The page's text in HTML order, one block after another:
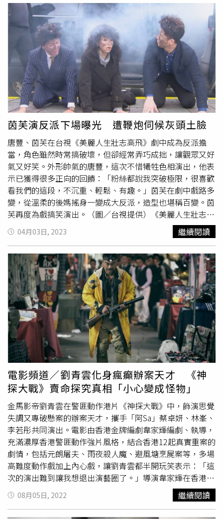
商圈等，鼓勵旅客遊走香港不同區域打卡留念。活動詳情可
查詢相關網頁（https://jinyong.hk/）。義大利藝術家
Angelo Bonello創作的《Run Beyond》系列作品。（圖／
illuminate! Run Beyond提供）LED 藝術裝置《迴圈》。
（圖／香港旅遊發展局提供）除了金庸紀念展，香港近期還
有一系列藝文盛事，包括以標誌性的燈光裝置藝術聞名的義
大利藝術家Angelo Bonello，其《Run Beyond》系列作品
首度登陸香港，即日起至4月28日於灣仔海濱活動空間展
出，免費入場。作品以長達約65米的20個巨型燈光剪影裝
置，展示一連串超現實的奔跑躍動循環景象；另外在香港文
化中心露天廣場，即日起至5月31日則展出由領賢慈善基金
與梵高文化遺產基金會攜手合作的「梵高•樂印」藝術展
（梵高：台灣譯梵谷），其中在逾百年歷史的尖沙咀鐘樓前
方展出的巨型LED 藝術裝置《迴圈》，在光影交錯中將梵谷
的藝術精華與維港美景同時呈現，並為觀眾帶來360度多感
官體驗。「teamLab Continuous 光漣」於香港金鐘添馬公
園展出。（圖／teamLab提供）世界知名的「teamLab：光
漣」亦於即日起至6月2日展示兩件藝術作品，包括由數百個
色彩繽紛的發光ovoid（蛋狀物）組成的《持續站立的生
命》，會隨著與觀眾的互動而變換顏色和音效；另一件《呼
應之樹》則讓園內數十棵樹木與ovoid 呼應，不斷變換光色
與音調。作品從金鐘添馬公園的草地一直延伸至維港海面，
綻放閃爍的聲光如同漣漪般向外綿延，與維港的繁華夜景巧
妙呼應。位於置地遮打的蘇富比藝廊新址位置優越。（圖／
蘇富比提供）另外全球首屈一指的藝術及奢侈品平台「蘇富
比」，也將進駐香港中環的核心地段，進一步彰顯其在亞洲
市場日益增長的影響力。全新旗艦藝廊將於2024年7月在香
港核心地段「置地遮打」（Landmark Chater）隆重開幕，
佔地24,000平方呎、橫跨兩層樓。此旗艦藝廊由荷蘭鹿特丹
建築事務所MVRDV設計，將全面展示蘇富比的廣泛業務，
涵蓋拍賣、名家展覽及提供藝術及奢侈珍品即時收藏，此
外，更將添設蘇富比咖啡室，帶來更全面的體驗。
就回覆媒體，表示園內飼養一千多隻孔雀，為了讓孔雀生活
舒適都是放養，牠們相當溫和不會傷人，這次發生老虎吃孔
雀的狀況是第一次，後續將會在猛獸區做出圍欄，防止孔雀
再次跑進猛獸區。民眾在園區內就會遇到放養的孔雀。（圖
／翻攝自微博）而動物園的管理人員表示，就算當場看到了
老虎吃孔雀也無法阻止，現在只能防止這樣的狀況。有網友
就曬出去過這家動物園的狀況，確實在路上就會遇到孔雀，
不少溫和類的動物都是這樣放養，但仍有網友認為要保護好
其他動物，「哪天如果是保育類動物跑進去被吃掉該怎麼
辦？」。
茵芙演反派下場曝光 遭鞭炮伺候灰頭土臉
唐豐、茵芙在台視《美麗人生壯志高飛》劇中成為反派擔
當，角色雖然時常搞破壞，但卻經常弄巧成拙，讓觀眾又好
氣又好笑。外形帥氣的唐豐，這次不惜犧牲色相演出，他表
示已獲得很多正向的回饋：「粉絲都說我突破極限，很喜歡
看我們的這段，不沉重、輕鬆、有趣。」茵芙在劇中戲路多
變，從溫柔的後媽搖身一變成大反派，造型也堪稱百變。茵
芙再度為戲搞笑演出。（圖／台視提供）《美麗人生壯志高
飛》最新劇情，茵芙和唐豐為了逃脫若楠（鄭仲茵飾）的追
捕，卻被高山（陳文山飾）逮個正著，在車子裡丟了鞭炮亂
炸一通，最後車門一開，茵芙、唐豐和李銘叡灰頭土臉、爆
炸頭上還有殘留的鞭炮碎屑，模樣十分狼狽。唐豐和茵芙繼
之前沖天炮造型，這次再度有新挑戰，茵芙透露造型是導演
看完劇本決定的，因為鞭炮出現過幾次了，這次要來點不一
樣的，她笑說假髮一戴上去，立刻有「犀利哥」和周星馳電
影風格。唐豐說：「因為內容有趣，比單純的搞笑來的好
玩。」還提議未來可以加入「神鵰俠侶」的概念，讓茵芙扮
演楊過、他扮小龍女，李銘叡演神雕。茵芙將悽慘照片上傳
粉專之後，逗趣模樣曝光引來許多觀眾討論，連同劇演員也
來留言，鄭仲茵稱讚：「辛苦了，其實滿好看的耶！」飾演
茵芙姊妹的璟宣也寫下：「我們下次這樣去喝下午茶。」茵
芙也表示：「一開始也擔心觀眾會無法接受，結果沒想到這
樣的嘗試反應還不錯，算是意外開發出諧星本能。」
04月03日, 2023 繼續閱讀
電影頻道／劉青雲化身瘋癲辦案天才 《神
探大戰》賣命探究真相「小心變成怪物」
金馬影帝劉青雲在警匪動作港片《神探大戰》中，飾演思覺
失調又專破懸案的辦案天才，攜手「阿Sa」蔡卓妍、林峯、
李若彤共同演出。電影由香港金牌編劇韋家輝編劇、執導，
充滿濃厚香港警匪動作強片風格，結合香港12起真實重案的
劇情，包括元朗屠夫、雨夜殺人魔、避風塘烹屍案等，多場
高難度動作戲加上內心戲，讓劉青雲都半開玩笑表示：「這
次的演出難到讓我想退出演藝圈了。」導演韋家輝在香港被
譽為「編劇之神」，過去與劉青雲一連合作《
神鵰俠侶》、
《新紮師兄》、《大時代》等多部作品。他表示，早在7年
08月05日, 2022 繼續閱讀